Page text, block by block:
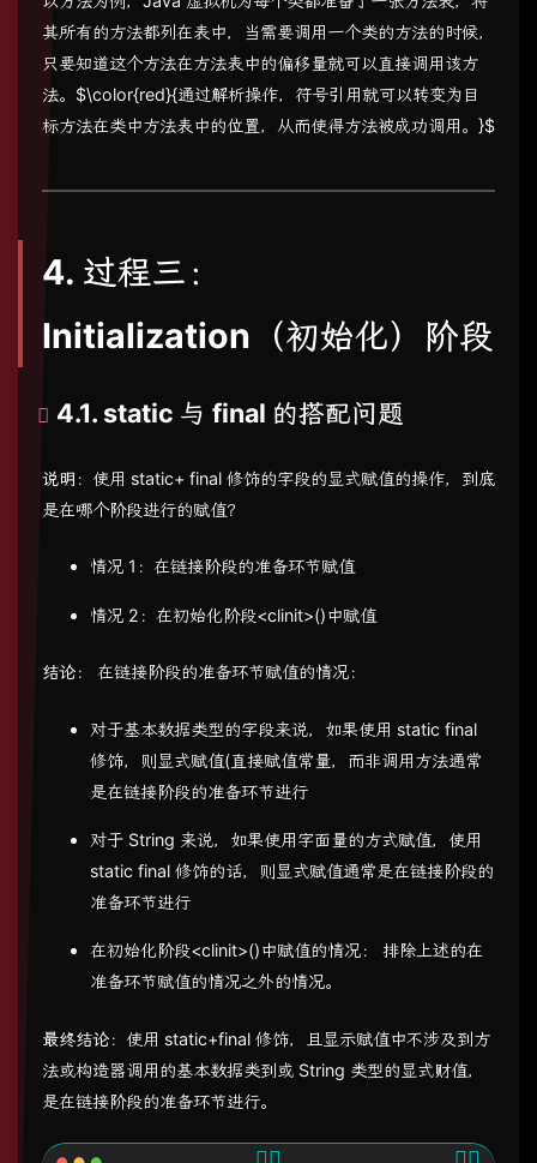
其所有的方法都列在表中，当需要调用一个类的方法的时候，
只要知道这个方法在方法表中的偏移量就可以直接调用该方
法。$\color{red}{通过解析操作，符号引用就可以转变为目
标方法在类中方法表中的位置，从而使得方法被成功调用。}$
4. 过程三：
Initialization（初始化）阶段
4.1. static 与 final 的搭配问题
说明 ：使用 static+ final 修饰的字段的显式赋值的操作，到底
是在哪个阶段进行的赋值？
情况 1：在链接阶段的准备环节赋值
情况 2：在初始化阶段<clinit>()中赋值
结论： 在链接阶段的准备环节赋值的情况：
对于基本数据类型的字段来说，如果使用 static final
修饰，则显式赋值(直接赋值常量，而非调用方法通常
是在链接阶段的准备环节进行
对于 String 来说，如果使用字面量的方式赋值，使用
static final 修饰的话，则显式赋值通常是在链接阶段的
准备环节进行
在初始化阶段<clinit>()中赋值的情况： 排除上述的在
准备环节赋值的情况之外的情况。
最终结论：使用 static+final 修饰，且显示赋值中不涉及到方
法或构造器调用的基本数据类到或 String 类型的显式财值，
是在链接阶段的准备环节进行。